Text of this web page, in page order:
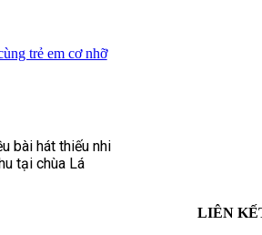
trẻ em cơ nhỡ
bài hát thiếu nhi
tại chùa Lá
LIÊN